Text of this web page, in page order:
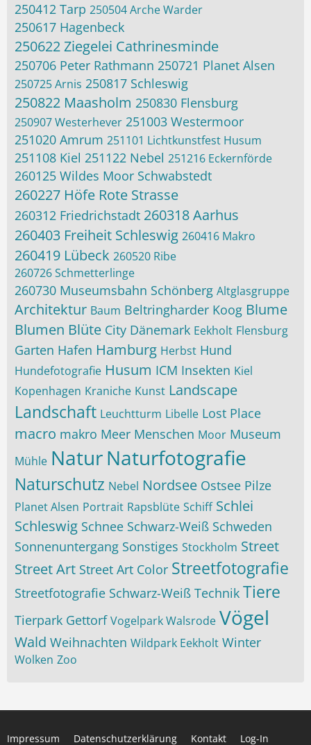
250412 Tarp 250504 Arche Warder
250617 Hagenbeck
250622 Ziegelei Cathrinesminde
250706 Peter Rathmann 250721 Planet Alsen
250725 Arnis 250817 Schleswig
250822 Maasholm 250830 Flensburg
250907 Westerhever 251003 Westermoor
251020 Amrum 251101 Lichtkunstfest Husum
251108 Kiel 251122 Nebel 251216 Eckernförde
260125 Wildes Moor Schwabstedt
260227 Höfe Rote Strasse
260312 Friedrichstadt 260318 Aarhus
260403 Freiheit Schleswig 260416 Makro
260419 Lübeck 260520 Ribe
260726 Schmetterlinge
260730 Museumsbahn Schönberg Altglasgruppe
Architektur Baum Beltringharder Koog Blume
Blumen Blüte City Dänemark Eekholt Flensburg
Garten Hafen Hamburg Herbst Hund
Hundefotografie Husum ICM Insekten Kiel
Kopenhagen Kraniche Kunst Landscape
Landschaft Leuchtturm Libelle Lost Place
macro makro Meer Menschen Moor Museum
Mühle NaturNaturfotografie
Naturschutz Nebel Nordsee Ostsee Pilze
Planet Alsen Portrait Rapsblüte Schiff Schlei
Schleswig Schnee Schwarz-Weiß Schweden
Sonnenuntergang Sonstiges Stockholm Street
Street Art Street Art Color Streetfotografie
Streetfotografie Schwarz-Weiß Technik Tiere
Tierpark Gettorf Vogelpark Walsrode Vögel
Wald Weihnachten Wildpark Eekholt Winter
Wolken Zoo
Impressum Datenschutzerklärung Kontakt Log-In